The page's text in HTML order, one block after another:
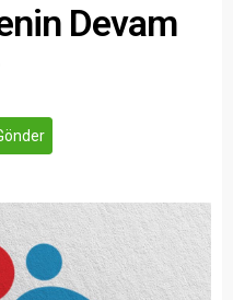
Devam